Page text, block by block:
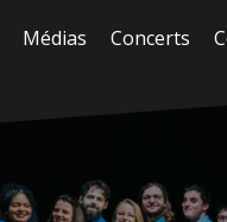
Médias Concerts